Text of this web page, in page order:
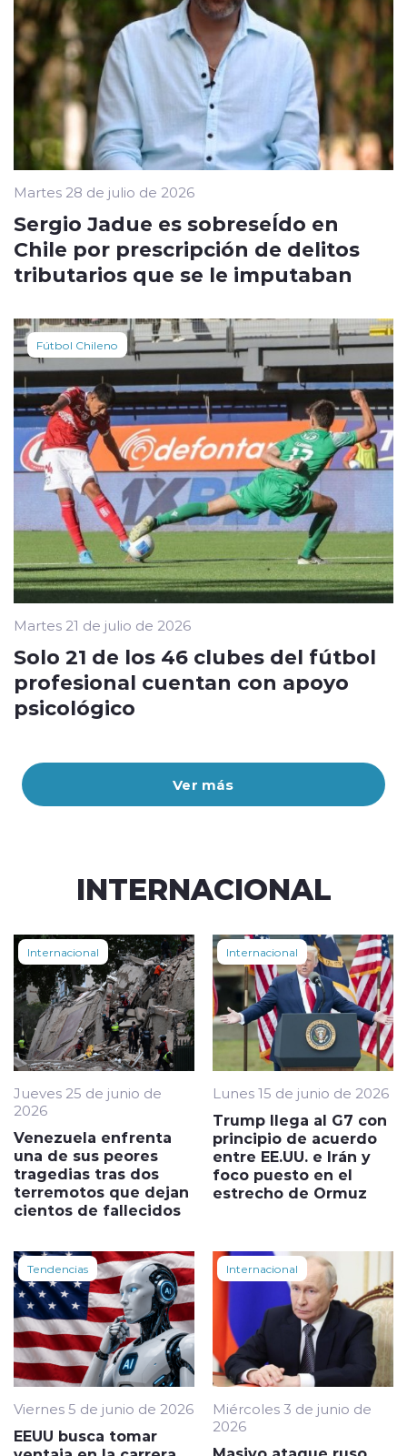
Ver más
Martes 28 de julio de 2026
Sergio Jadue es sobreseÍdo en
Chile por prescripción de delitos
tributarios que se le imputaban
Fútbol Chileno
Martes 21 de julio de 2026
Solo 21 de los 46 clubes del fútbol
profesional cuentan con apoyo
psicológico
INTERNACIONAL
Internacional
Jueves 25 de junio de
2026
Venezuela enfrenta
una de sus peores
tragedias tras dos
terremotos que dejan
cientos de fallecidos
Internacional
Lunes 15 de junio de 2026
Trump llega al G7 con
principio de acuerdo
entre EE.UU. e Irán y
foco puesto en el
estrecho de Ormuz
Tendencias
Viernes 5 de junio de 2026
EEUU busca tomar
Internacional
Miércoles 3 de junio de
2026